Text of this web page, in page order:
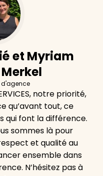
et Myriam
d'agence
notre priorité,
qu’avant tout, ce
qui font la différence.
sommes là pour
et qualité au
ensemble dans
N’hésitez pas à